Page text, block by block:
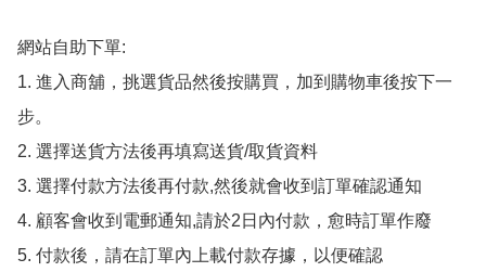
網站自助下單:
1. 進入商舖，挑選貨品然後按購買，加到購物車後按下一
步。
2. 選擇送貨方法後再填寫送貨/取貨資料
3. 選擇付款方法後再付款,然後就會收到訂單確認通知
4. 顧客會收到電郵通知,請於2日內付款，愈時訂單作廢
5. 付款後，請在訂單內上載付款存據，以便確認